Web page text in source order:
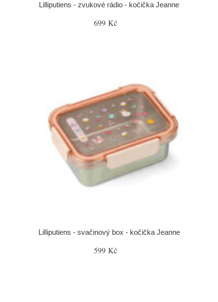
Lilliputiens - zvukové rádio - kočička Jeanne
699 Kč
Lilliputiens - svačinový box - kočička Jeanne
599 Kč